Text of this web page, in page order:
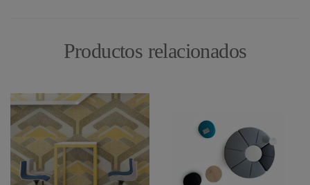
Productos relacionados